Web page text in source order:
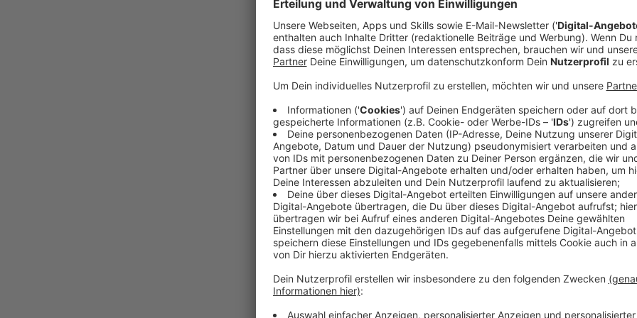
Der Tag im Kreis Mettmann (17.03.2023)
Anzeige
Wieder steht eine Streikwoche an
Der Tarifkampf der Gewerkschaft ver.di im
letzten Woche wurden unter anderem Angestellte
Streik aufgerufen. Kitas blieben auch am Montag
Beschäftigte in den Verwaltungen waren ebenfalls
Mittwoch (14./15.03.) sind Angestellte im
Langenfeld oder dem Helios Klinikum in Velbert.
und die Regiobahn bestreikt. Ver.di kündigt an, den